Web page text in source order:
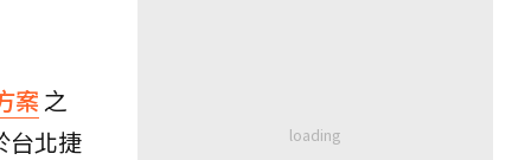
案 之
台北捷